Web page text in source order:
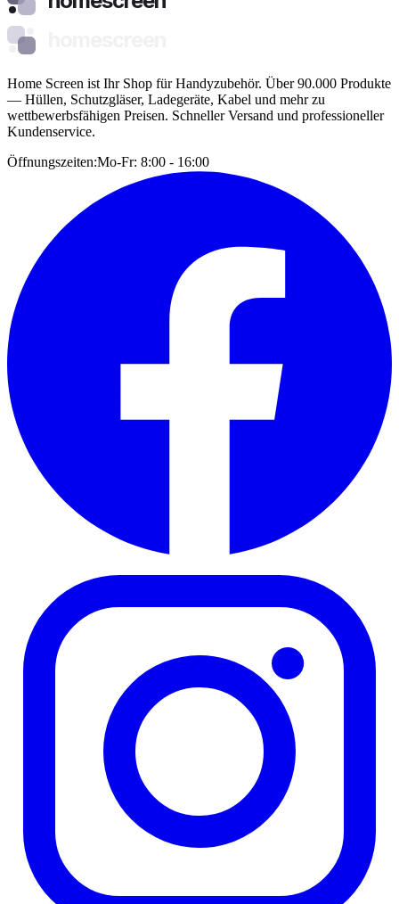
Home Screen ist Ihr Shop für Handyzubehör. Über 90.000 Produkte
— Hüllen, Schutzgläser, Ladegeräte, Kabel und mehr zu
wettbewerbsfähigen Preisen. Schneller Versand und professioneller
Kundenservice.
Öffnungszeiten:Mo-Fr: 8:00 - 16:00